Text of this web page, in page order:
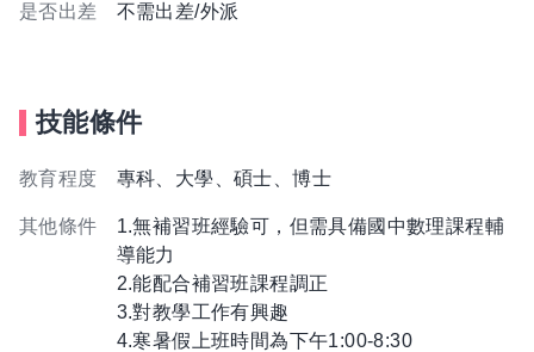
是否出差 不需出差/外派
技能條件
教育程度 專科、大學、碩士、博士
其他條件
1.無補習班經驗可，但需具備國中數理課程輔
導能力
2.能配合補習班課程調正
3.對教學工作有興趣
4.寒暑假上班時間為下午1:00-8:30